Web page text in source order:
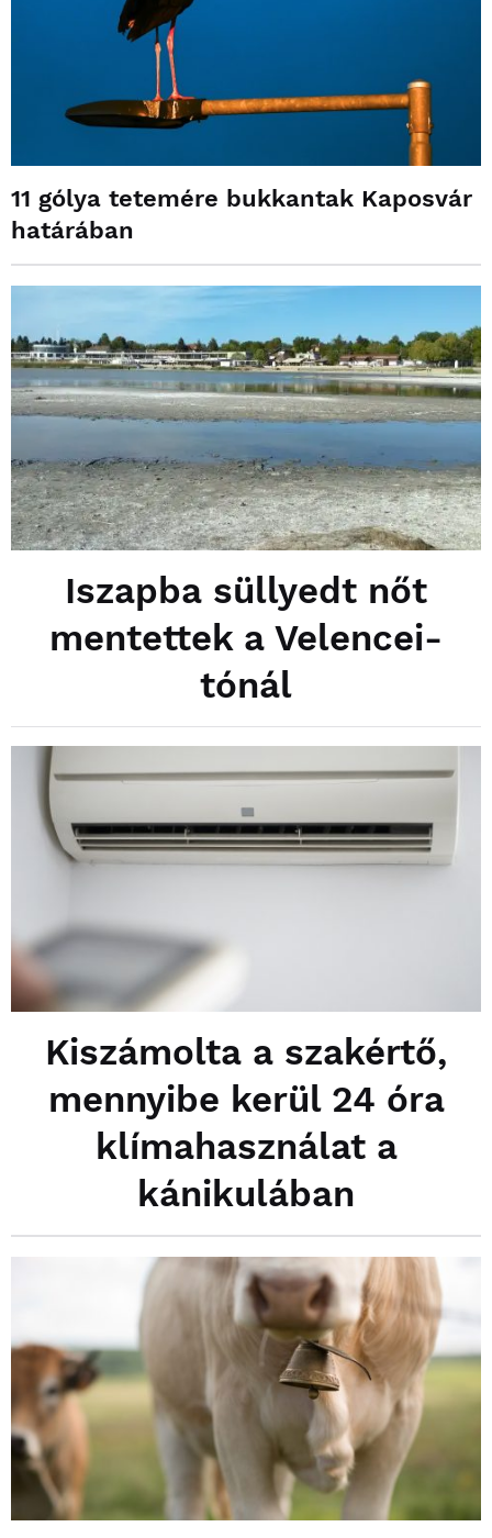
11 gólya tetemére bukkantak Kaposvár
határában
Iszapba süllyedt nőt
mentettek a Velencei-
tónál
Kiszámolta a szakértő,
mennyibe kerül 24 óra
klímahasználat a
kánikulában